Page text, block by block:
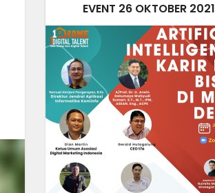
EVENT 26 OKTOBER 2021